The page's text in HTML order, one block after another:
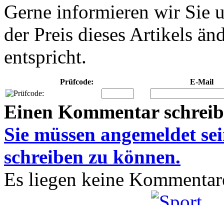
Gerne informieren wir Sie
der Preis dieses Artikels
entspricht.
Prüfcode: E-Mail
Einen Kommentar
Sie müssen angemeldet
schreiben zu können.
Es liegen keine